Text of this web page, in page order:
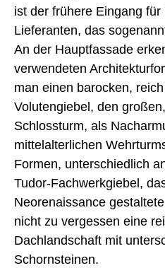
ist der frühere Eingang
Lieferanten, das
An der Hauptfassade
verwendeten
man einen barocken,
Volutengiebel, den
Schlossturm, als
mittelalterlichen
Formen, unterschiedlich
Tudor-Fachwerkgiebel,
Neorenaissance
nicht zu vergessen eine
Dachlandschaft mit
Schornsteinen.